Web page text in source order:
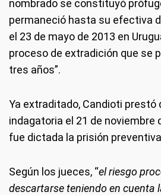
nombrado se constituyó
permaneció hasta su efectiva
el 23 de mayo de 2013 en
proceso de extradición que se
tres años”.
Ya extraditado, Candioti prestó
indagatoria el 21 de noviembre
fue dictada la prisión
Según los jueces, “el riesgo
descartarse teniendo en cuenta